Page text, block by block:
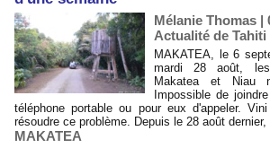
Mélanie Thomas |
Actualité de Tahiti
MAKATEA, le 6
mardi 28 août,
Makatea et Niau
Impossible de
téléphone portable ou pour eux d'appeler.
résoudre ce problème. Depuis le 28 août
MAKATEA